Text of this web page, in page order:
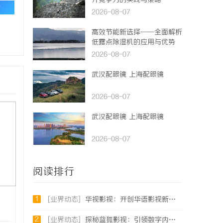
2026-08-07
高效节能新选择——全面解析
低露点除湿机的应用与优势
2026-08-07
武汉配眼镜 上海配眼镜
2026-08-07
武汉配眼镜 上海配眼镜
2026-08-07
阅读排行
1 [业界动态] 华视影视：开创华语影视新时代的领航者
2 [业界动态] 探秘蓝狐影视：引领数字内容新时代的先锋平台